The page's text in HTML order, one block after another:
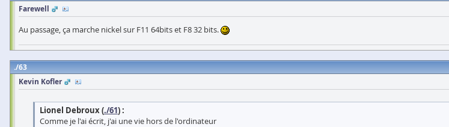
Farewell
Au passage, ça marche nickel sur F11 64bits et F8 32 bits.
63
Kevin Kofler
Lionel Debroux (./61) :
Comme je l'ai écrit, j'ai une vie hors de l'ordinateur